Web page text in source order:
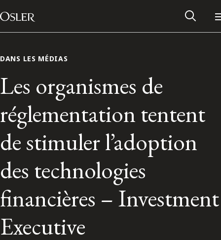
Passer au contenu
Main Navigation
Réseau des anciens d’Osler
Contactez-nous
ENGLISH
DANS LES MÉDIAS
Les organismes de
réglementation tentent
de stimuler l’adoption
des technologies
financières – Investment
Executive